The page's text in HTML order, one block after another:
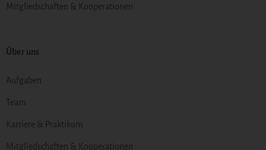
Mitgliedschaften & Kooperationen
Über uns
Aufgaben
Team
Karriere & Praktikum
Mitgliedschaften & Kooperationen